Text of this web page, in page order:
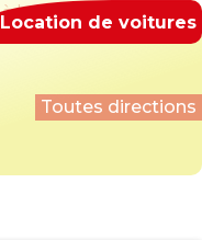
Toutes directions
Location de voitures